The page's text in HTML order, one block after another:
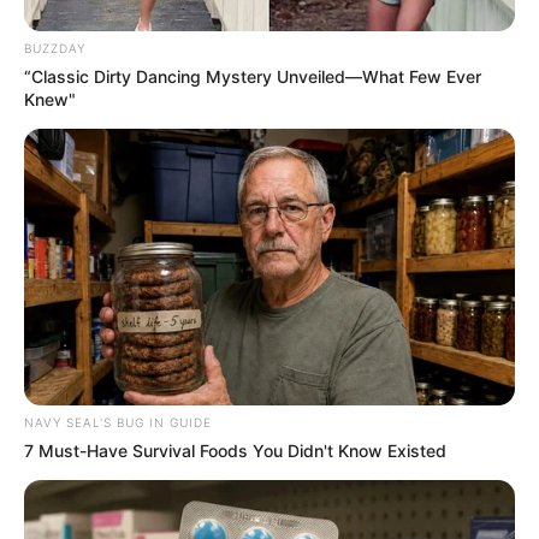
*********************************************
Nota de Pesar | Lauro de Freitas perde o ACS Hamilton Santos
Silva, o Zirig.
BUZZDAY
“Classic Dirty Dancing Mystery Unveiled—What Few Ever
Knew"
NAVY SEAL'S BUG IN GUIDE
7 Must-Have Survival Foods You Didn't Know Existed